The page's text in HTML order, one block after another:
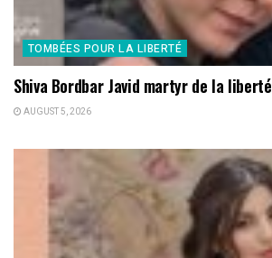
TOMBÉES POUR LA LIBERTÉ
Shiva Bordbar Javid martyr de la liberté
AUGUST 5, 2026